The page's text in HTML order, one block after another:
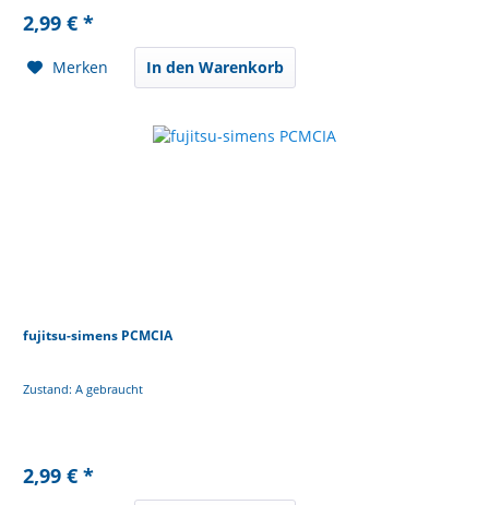
2,99 € *
Merken In den Warenkorb
fujitsu-simens PCMCIA
Zustand: A gebraucht
2,99 € *